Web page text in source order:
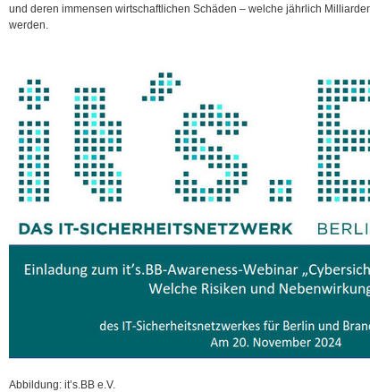
und deren immensen wirtschaftlichen Schäden – welche jährlich
werden.
Abbildung: it’s.BB e.V.